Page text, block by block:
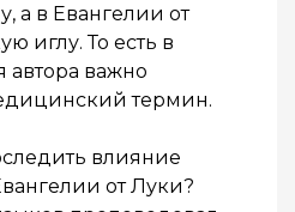
а в Евангелии от
иглу. То есть в
автора важно
термин.
влияние
от Луки?